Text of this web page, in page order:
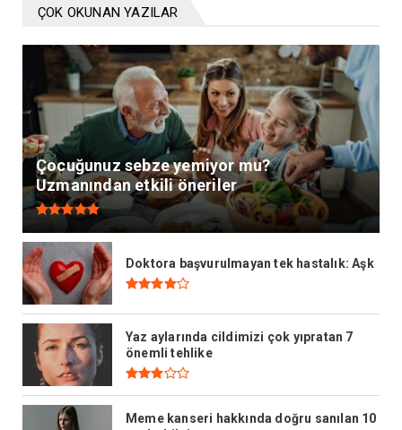
ÇOK OKUNAN YAZILAR
Çocuğunuz sebze yemiyor mu?
Uzmanından etkili öneriler
Doktora başvurulmayan tek hastalık: Aşk
Yaz aylarında cildimizi çok yıpratan 7
önemli tehlike
Meme kanseri hakkında doğru sanılan 10